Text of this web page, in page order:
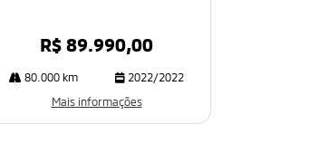
R$ 89.990,00
80.000 km
2022/2022
Mais informações